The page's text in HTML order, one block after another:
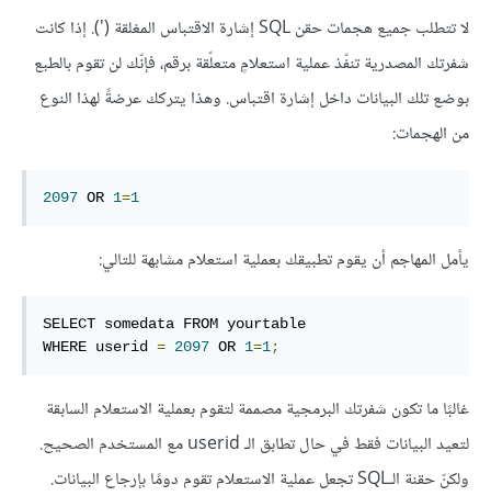
لا تتطلب جميع هجمات حقن SQL إشارة الاقتباس المغلقة ('). إذا كانت
شفرتك المصدرية تنفّذ عملية استعلامٍ متعلّقة برقم، فإنّك لن تقوم بالطبع
بوضع تلك البيانات داخل إشارة اقتباس. وهذا يتركك عرضةً لهذا النوع
من الهجمات:
2097 OR 1=1
يأمل المهاجم أن يقوم تطبيقك بعملية استعلام مشابهة للتالي:
SELECT somedata FROM yourtable
WHERE userid = 2097 OR 1=1;
غالبًا ما تكون شفرتك البرمجية مصممة لتقوم بعملية الاستعلام السابقة
لتعيد البيانات فقط في حال تطابق الـ userid مع المستخدم الصحيح.
ولكنّ حقنة الـSQL تجعل عملية الاستعلام تقوم دومًا بإرجاع البيانات.